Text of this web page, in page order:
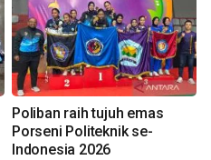
Poliban raih tujuh emas
Porseni Politeknik se-
Indonesia 2026